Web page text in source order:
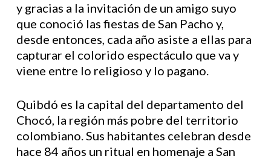
y gracias a la invitación de un amigo suyo
que conoció las fiestas de San Pacho y,
desde entonces, cada año asiste a ellas para
capturar el colorido espectáculo que va y
viene entre lo religioso y lo pagano.
Quibdó es la capital del departamento del
Chocó, la región más pobre del territorio
colombiano. Sus habitantes celebran desde
hace 84 años un ritual en homenaje a San